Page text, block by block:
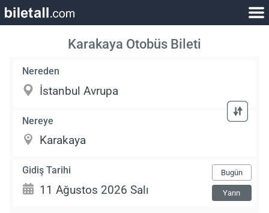
Karakaya Otobüs Bileti
Nereden
Nereye
Gidiş Tarihi Bugün
Yarın